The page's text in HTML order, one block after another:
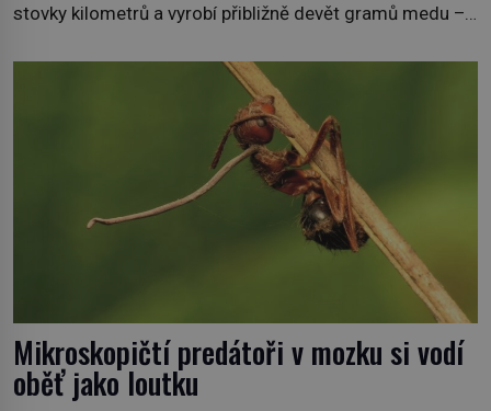
stovky kilometrů a vyrobí přibližně devět gramů medu –
bezvýznamná. Teprve když se spojí s dalšími desítkami
tisíc příslušnic svého včelstva, vznikne jeden z
nejdokonalejších organismů […]
Mikroskopičtí predátoři v mozku si vodí
oběť jako loutku